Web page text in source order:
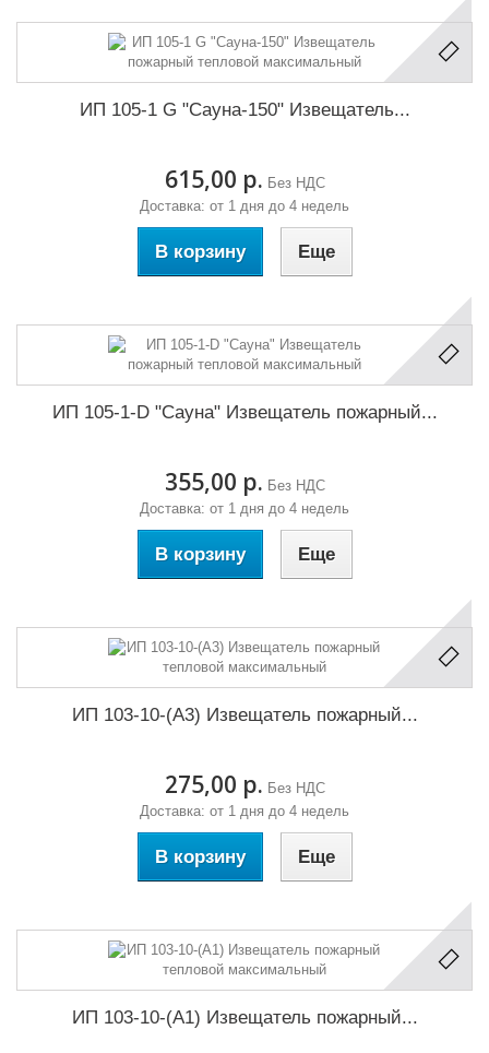
ИП 105-1 G "Сауна-150" Извещатель...
615,00 р. Без НДС
Доставка: от 1 дня до 4 недель
В корзину Еще
ИП 105-1-D "Сауна" Извещатель пожарный...
355,00 р. Без НДС
Доставка: от 1 дня до 4 недель
В корзину Еще
ИП 103-10-(А3) Извещатель пожарный...
275,00 р. Без НДС
Доставка: от 1 дня до 4 недель
В корзину Еще
ИП 103-10-(А1) Извещатель пожарный...